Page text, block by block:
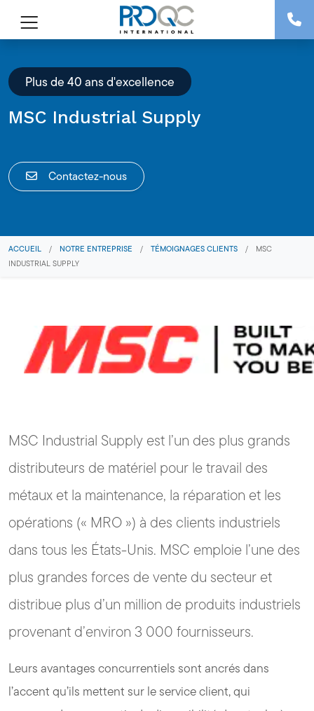
Plus de 40 ans d'excellence
MSC Industrial Supply
Contactez-nous
ACCUEIL / NOTRE ENTREPRISE / TÉMOIGNAGES CLIENTS /
MSC
INDUSTRIAL SUPPLY
MSC Industrial Supply est l’un des plus grands
distributeurs de matériel pour le travail des
métaux et la maintenance, la réparation et les
opérations (« MRO ») à des clients industriels
dans tous les États-Unis. MSC emploie l’une des
plus grandes forces de vente du secteur et
distribue plus d’un million de produits industriels
provenant d’environ 3 000 fournisseurs.
Leurs avantages concurrentiels sont ancrés dans
l’accent qu’ils mettent sur le service client, qui